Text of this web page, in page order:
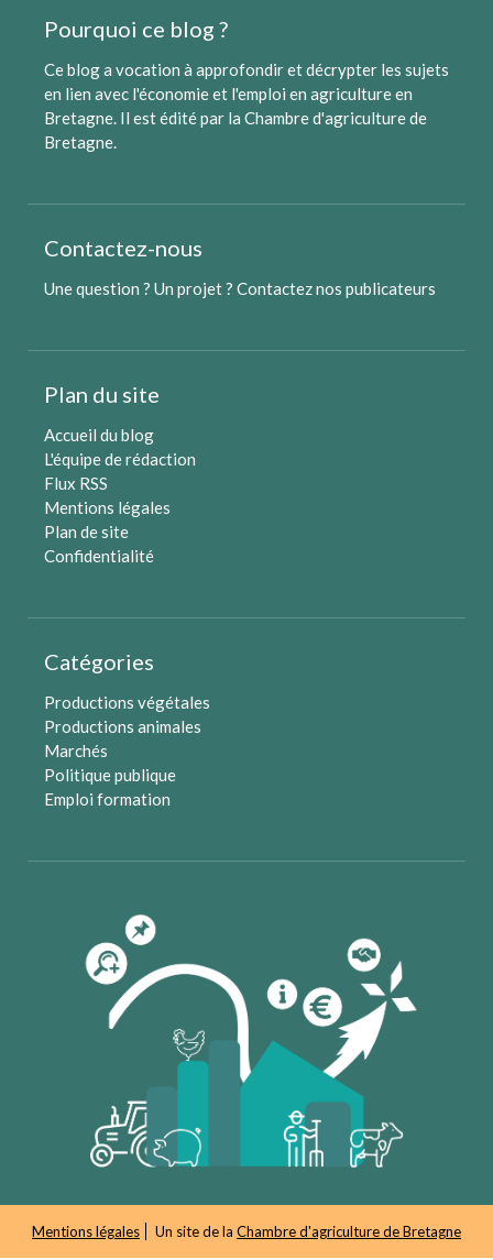
Pourquoi ce blog ?
Ce blog a vocation à approfondir et décrypter les sujets
en lien avec l'économie et l'emploi en agriculture en
Bretagne. Il est édité par la Chambre d'agriculture de
Bretagne.
Contactez-nous
Une question ? Un projet ? Contactez nos publicateurs
Plan du site
Accueil du blog
L'équipe de rédaction
Flux RSS
Mentions légales
Plan de site
Confidentialité
Catégories
Productions végétales
Productions animales
Marchés
Politique publique
Emploi formation
Mentions légales Un site de la Chambre d'agriculture de Bretagne